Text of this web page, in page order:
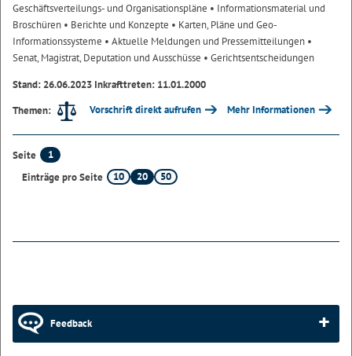
Geschäftsverteilungs- und Organisationspläne • Informationsmaterial und
Broschüren • Berichte und Konzepte • Karten, Pläne und Geo-
Informationssysteme • Aktuelle Meldungen und Pressemitteilungen •
Senat, Magistrat, Deputation und Ausschüsse • Gerichtsentscheidungen
Stand: 26.06.2023 Inkrafttreten: 11.01.2000
Themen:
Vorschrift direkt aufrufen Mehr Informationen
Seite
1
Einträge pro Seite
10 20 50
Feedback